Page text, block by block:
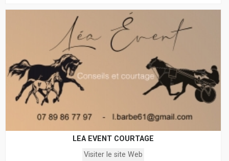
LEA EVENT COURTAGE
Visiter le site Web